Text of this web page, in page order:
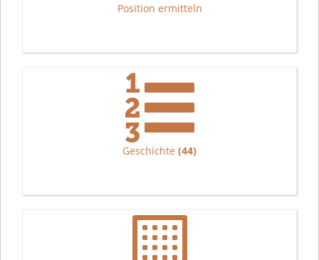
Position ermitteln
Geschichte (44)